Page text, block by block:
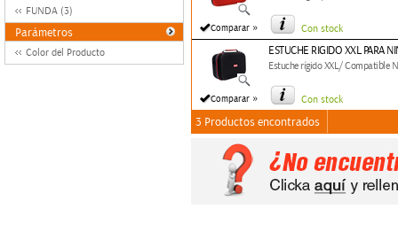
FUNDA (3)
Parámetros
Color del Producto
Comparar » Con stock
Comparar »
ESTUCHE RIGIDO XXL PARA
Estuche rígido XXL/ Compatible
Con stock
3 Productos encontrados